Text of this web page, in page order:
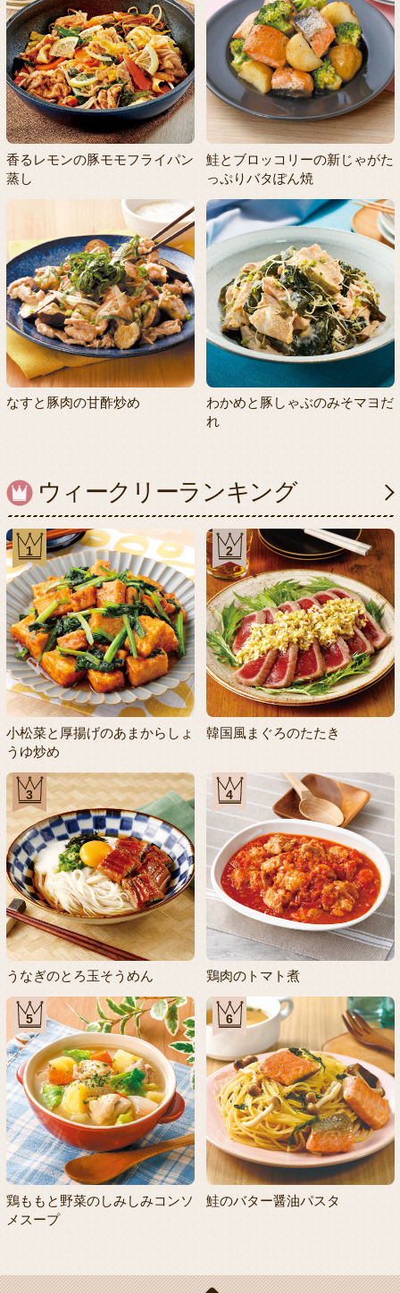
香るレモンの豚モモフライパン
蒸し
鮭とブロッコリーの新じゃがた
っぷりバタぽん焼
なすと豚肉の甘酢炒め
わかめと豚しゃぶのみそマヨだ
れ
ウィークリーランキング
1
小松菜と厚揚げのあまからしょ
うゆ炒め
2
韓国風まぐろのたたき
3
うなぎのとろ玉そうめん
4
鶏肉のトマト煮
5
鶏ももと野菜のしみしみコンソ
メスープ
6
鮭のバター醤油パスタ